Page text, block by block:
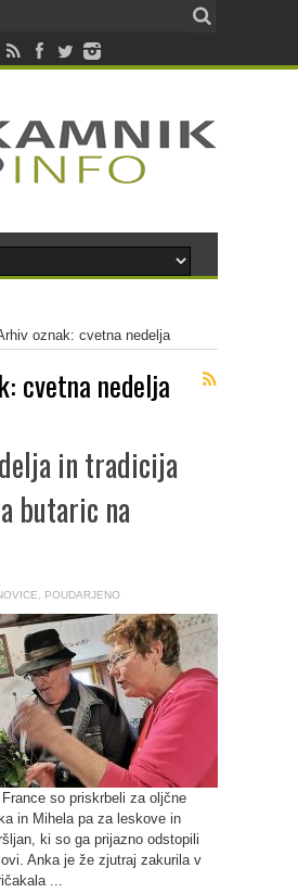
oznak: cvetna nedelja
cvetna nedelja
in tradicija
butaric na
POUDARJENO
so priskrbeli za oljčne
in Mihela pa za leskove in
ki so ga prijazno odstopili
Anka je že zjutraj zakurila v
...